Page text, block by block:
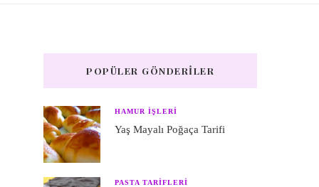
POPÜLER GÖNDERILER
HAMUR IŞLERI
Yaş Mayalı Poğaça Tarifi
PASTA TARIFLERI